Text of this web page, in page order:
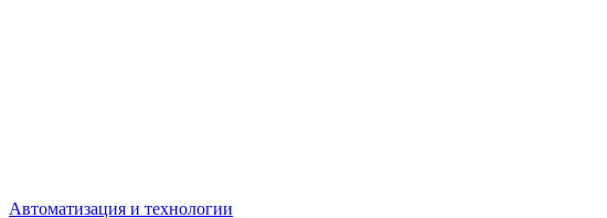
Автоматизация и технологии